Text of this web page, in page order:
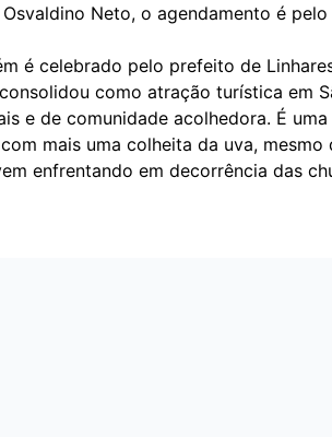
Neto, o agendamento é
é celebrado pelo prefeito de
como atração turística em
e de comunidade acolhedora. É
mais uma colheita da uva, mesmo
enfrentando em decorrência das